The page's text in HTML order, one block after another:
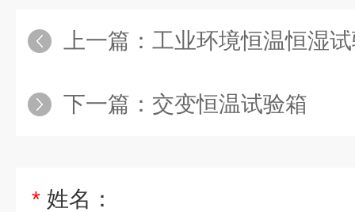
上一篇： 工业环境恒温恒湿
下一篇： 交变恒温试验箱
* 姓名：